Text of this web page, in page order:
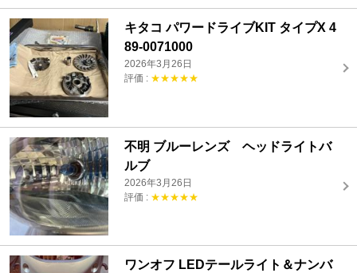
キタコ パワードライブKIT タイプX 4
89-0071000
2026年3月26日
評価 : ★★★★★
不明 ブルーレンズ ヘッドライトバ
ルブ
2026年3月26日
評価 : ★★★★★
ワンオフ LEDテールライト＆ナンバ